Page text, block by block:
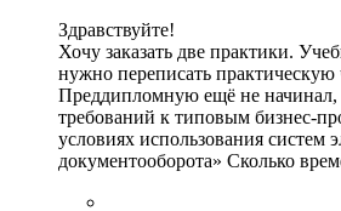
Здравствуйте!
Хочу заказать две практики.
нужно переписать практическую
Преддипломную ещё не начинал,
требований к типовым бизнес-
условиях использования систем
документооборота» Сколько